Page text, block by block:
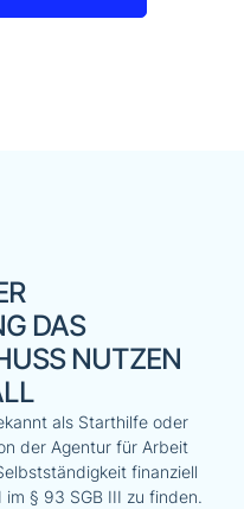
DAS
NUTZEN
als Starthilfe oder
der Agentur für Arbeit
finanziell
§ 93 SGB III zu finden.